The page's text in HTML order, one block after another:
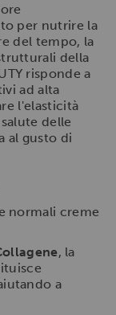
per nutrire la
del tempo, la
della
risponde a
ad alta
l'elasticità
delle
al gusto di
normali creme
, la
a